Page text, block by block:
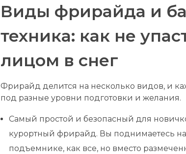
Виды фрирайда и
техника: как не
лицом в снег
Фрирайд делится на несколько видов, и
под разные уровни подготовки и желания.
Самый простой и безопасный для
курортный фрирайд. Вы поднимаетесь
подъемнике, как все, но вместо